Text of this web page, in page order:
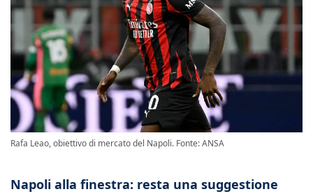
Rafa Leao, obiettivo di mercato del Napoli. Fonte: ANSA
Napoli alla finestra: resta una suggestione